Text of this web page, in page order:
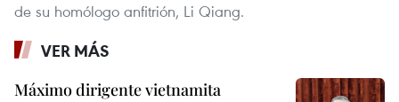
de su homólogo anfitrión, Li Qiang.
VER MÁS
Máximo dirigente vietnamita